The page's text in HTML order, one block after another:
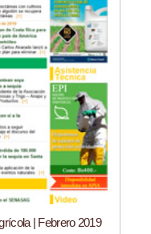
| Febrero 2019